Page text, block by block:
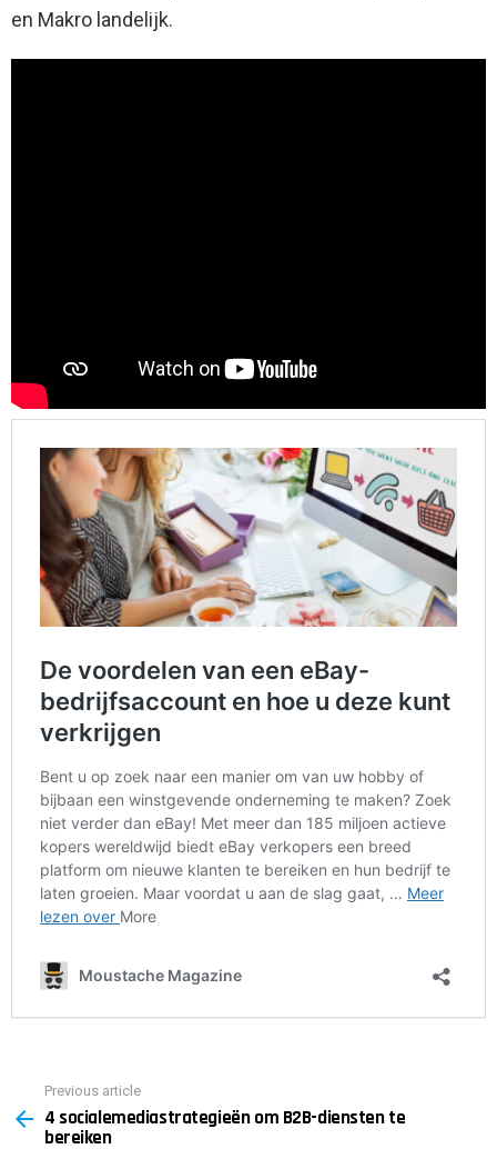
en Makro landelijk.
more
Previous article
4 socialemediastrategieën om B2B-diensten te
bereiken